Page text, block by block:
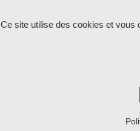
Ce site utilise des cookies et vous